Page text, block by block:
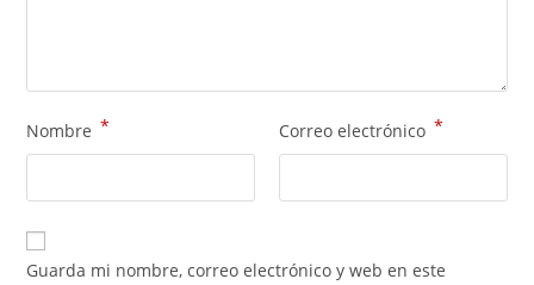
Nombre * Correo electrónico *
Guarda mi nombre, correo electrónico y web en este